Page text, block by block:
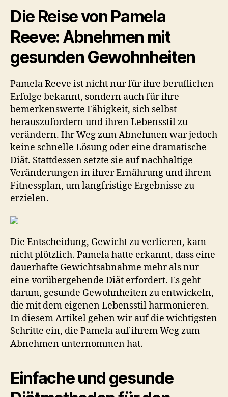
o
k
n
hat
sie
erfolgreich
10
Kilo
abgenommen
ihre
Gesundheit
verbessert
Die Reise von Pamela
Reeve: Abnehmen mit
gesunden Gewohnheiten
Pamela Reeve ist nicht nur für ihre beruflichen
Erfolge bekannt, sondern auch für ihre
bemerkenswerte Fähigkeit, sich selbst
herauszufordern und ihren Lebensstil zu
verändern. Ihr Weg zum Abnehmen war jedoch
keine schnelle Lösung oder eine dramatische
Diät. Stattdessen setzte sie auf nachhaltige
Veränderungen in ihrer Ernährung und ihrem
Fitnessplan, um langfristige Ergebnisse zu
erzielen.
Die Entscheidung, Gewicht zu verlieren, kam
nicht plötzlich. Pamela hatte erkannt, dass eine
dauerhafte Gewichtsabnahme mehr als nur
eine vorübergehende Diät erfordert. Es geht
darum, gesunde Gewohnheiten zu entwickeln,
die mit dem eigenen Lebensstil harmonieren.
In diesem Artikel gehen wir auf die wichtigsten
Schritte ein, die Pamela auf ihrem Weg zum
Abnehmen unternommen hat.
Einfache und gesunde